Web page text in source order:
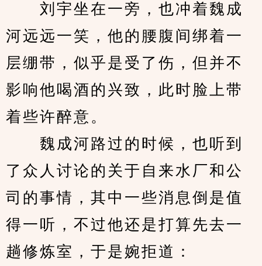
刘宇坐在一旁，也冲着魏成
河远远一笑，他的腰腹间绑着一
层绷带，似乎是受了伤，但并不
影响他喝酒的兴致，此时脸上带
着些许醉意。
魏成河路过的时候，也听到
了众人讨论的关于自来水厂和公
司的事情，其中一些消息倒是值
得一听，不过他还是打算先去一
趟修炼室，于是婉拒道：